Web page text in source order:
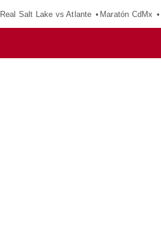
Real Salt Lake vs Atlante Maratón CdMx